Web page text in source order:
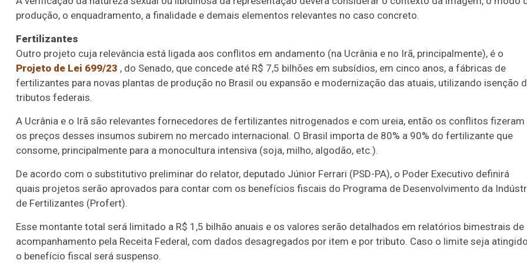
produção, o enquadramento, a finalidade e demais elementos relevantes no caso concreto.
Fertilizantes
Outro projeto cuja relevância está ligada aos conflitos em andamento (na Ucrânia e no Irã, principalmente), é o
Projeto de Lei 699/23 , do Senado, que concede até R$ 7,5 bilhões em subsídios, em cinco anos, a fábricas de
fertilizantes para novas plantas de produção no Brasil ou expansão e modernização das atuais, utilizando isenção
tributos federais.
A Ucrânia e o Irã são relevantes fornecedores de fertilizantes nitrogenados e com ureia, então os conflitos fizeram
os preços desses insumos subirem no mercado internacional. O Brasil importa de 80% a 90% do fertilizante que
consome, principalmente para a monocultura intensiva (soja, milho, algodão, etc.).
De acordo com o substitutivo preliminar do relator, deputado Júnior Ferrari (PSD-PA), o Poder Executivo definirá
quais projetos serão aprovados para contar com os benefícios fiscais do Programa de Desenvolvimento da
de Fertilizantes (Profert).
Esse montante total será limitado a R$ 1,5 bilhão anuais e os valores serão detalhados em relatórios bimestrais de
acompanhamento pela Receita Federal, com dados desagregados por item e por tributo. Caso o limite seja
o benefício fiscal será suspenso.